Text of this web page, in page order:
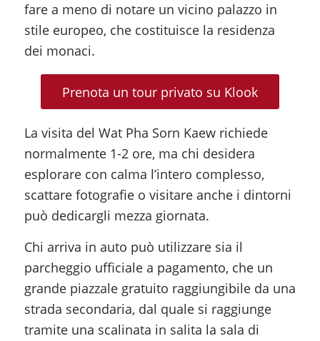
fare a meno di notare un vicino palazzo in
stile europeo, che costituisce la residenza
dei monaci.
Prenota un tour privato su Klook
La visita del Wat Pha Sorn Kaew richiede
normalmente 1-2 ore, ma chi desidera
esplorare con calma l’intero complesso,
scattare fotografie o visitare anche i dintorni
può dedicargli mezza giornata.
Chi arriva in auto può utilizzare sia il
parcheggio ufficiale a pagamento, che un
grande piazzale gratuito raggiungibile da una
strada secondaria, dal quale si raggiunge
tramite una scalinata in salita la sala di